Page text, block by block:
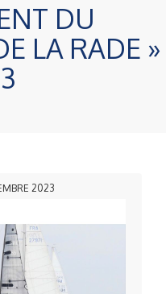
DU
LA RADE »
2023